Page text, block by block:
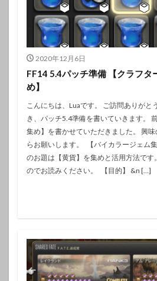
2020年12月6日
FF14 5.4パッチ準備 【クラフタ
め】
こんにちは、Luaです。 ご訪問ありが
き、パッチ5.4準備を書いていきます。
集め】を書かせていただきました。 興
らお願いします。 【バイカラージェム
のお題は【黄貨】を集めと活用方法です
のでお読みください。 【目的】 &n […]